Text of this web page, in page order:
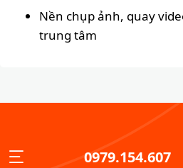
Nền chụp ảnh, quay
trung tâm
0979.154.607